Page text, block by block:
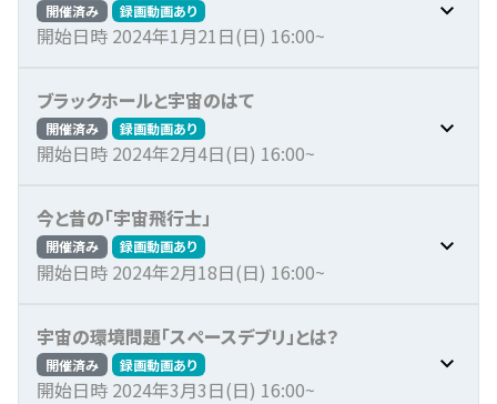
開催済み 録画動画あり
開始日時 2024年1月21日(日) 16:00~
ブラックホールと宇宙のはて
開催済み 録画動画あり
開始日時 2024年2月4日(日) 16:00~
今と昔の「宇宙飛行士」
開催済み 録画動画あり
開始日時 2024年2月18日(日) 16:00~
宇宙の環境問題「スペースデブリ」とは？
開催済み 録画動画あり
開始日時 2024年3月3日(日) 16:00~